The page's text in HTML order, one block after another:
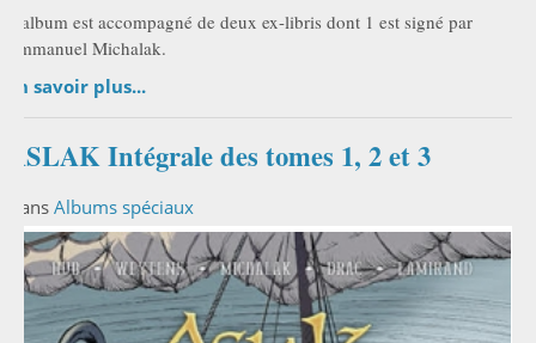
L'album est accompagné de deux ex-libris dont 1 est signé par
Emmanuel Michalak.
En savoir plus...
ASLAK Intégrale des tomes 1, 2 et 3
Dans Albums spéciaux